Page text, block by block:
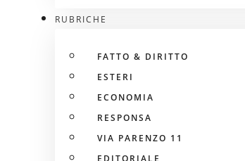
RUBRICHE
FATTO & DIRITTO
ESTERI
ECONOMIA
RESPONSA
VIA PARENZO 11
EDITORIALE